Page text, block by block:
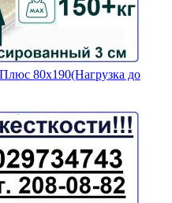
80х190(Нагрузка до